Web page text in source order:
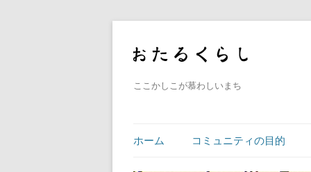
ここかしこが慕わしいまち
ホーム コミュニティの目的